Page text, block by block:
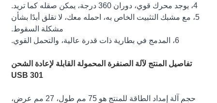
4، يوجد محرك قوي، دوران 360 درجة، يمكن صقله كما تريد.
5، مع مشبك التثبيت الخاص به، احمله معك، لا تقلق أبدًا بشأن
مشكلة السقوط.
6، المدمج في بطارية ذات قدرة عالية، والتحمل القوي.
تفاصيل المنتج لآلة الصنفرة المحمولة القابلة لإعادة الشحن
USB 301
حجم آلة إمداد الطاقة للمنتج هو 75 مم طول، 27 مم عرض،